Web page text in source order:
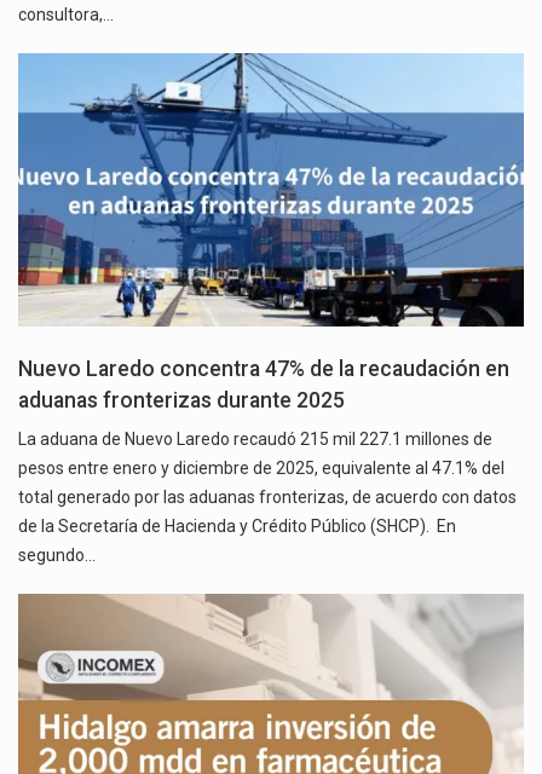
consultora,…
Nuevo Laredo concentra 47% de la recaudación en
aduanas fronterizas durante 2025
La aduana de Nuevo Laredo recaudó 215 mil 227.1 millones de
pesos entre enero y diciembre de 2025, equivalente al 47.1% del
total generado por las aduanas fronterizas, de acuerdo con datos
de la Secretaría de Hacienda y Crédito Público (SHCP). En
segundo…